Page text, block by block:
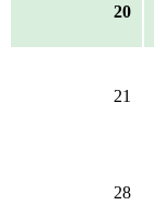
20
21
28